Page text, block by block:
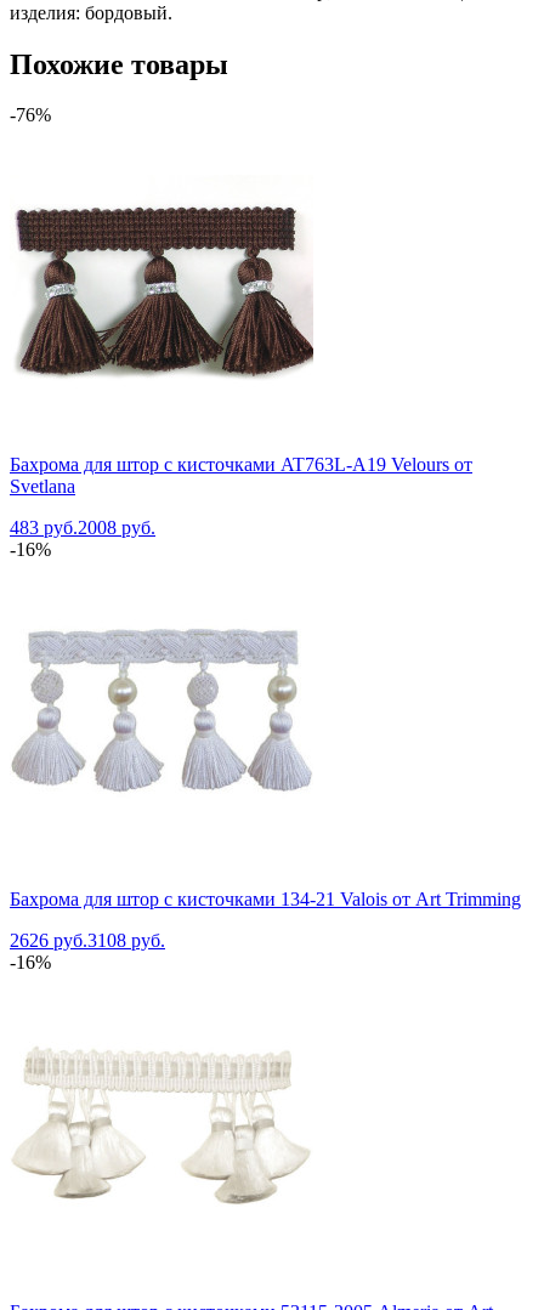
изделия: бордовый.
Похожие товары
-76%
Бахрома для штор с кисточками AT763L-A19 Velours от
Svetlana
483 руб.2008 руб.
-16%
Бахрома для штор с кисточками 134-21 Valois от Art Trimming
2626 руб.3108 руб.
-16%